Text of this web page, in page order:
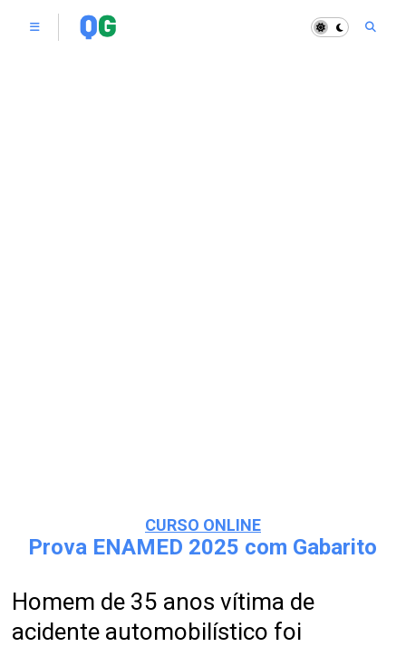
CURSO ONLINE
Prova ENAMED 2025 com Gabarito
Homem de 35 anos vítima de
acidente automobilístico foi